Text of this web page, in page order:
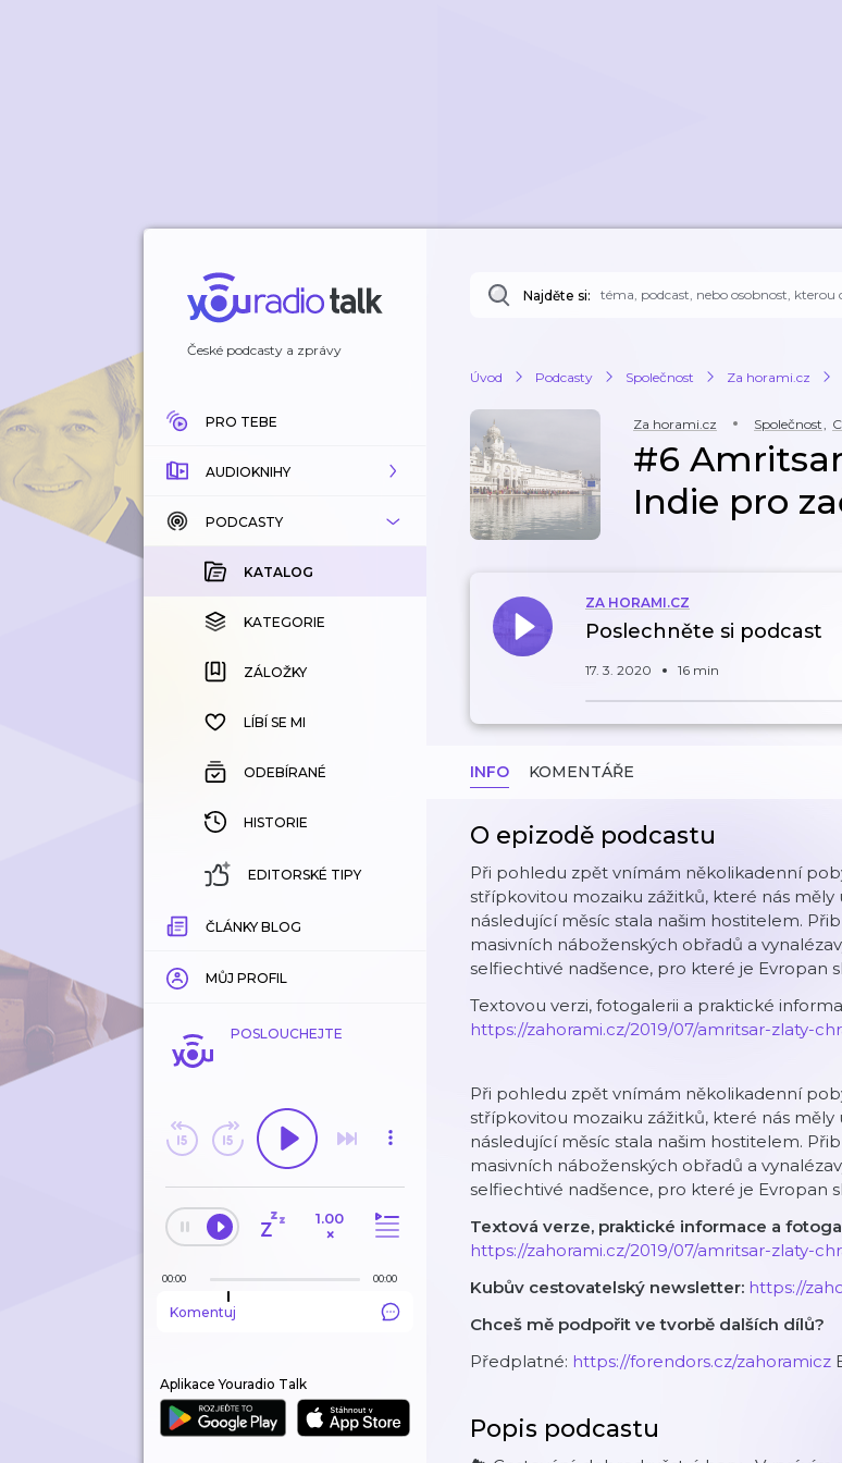
České podcasty a zprávy
PRO TEBE
AUDIOKNIHY
KATALOG
KOUPENÉ
KATEGORIE
ZÁLOŽKY
HISTORIE
PODCASTY
KATALOG
KATEGORIE
ZÁLOŽKY
LÍBÍ SE MI
ODEBÍRANÉ
HISTORIE
EDITORSKÉ TIPY
ČLÁNKY BLOG
MŮJ PROFIL
POSLOUCHEJTE
1.00
×
00:00 00:00
Komentuj
Aplikace Youradio Talk
Najděte si:
Úvod Podcasty Společnost Za horami.cz
Za horami.cz Společnost,
#6
Indie pro
ZA HORAMI.CZ
Poslechněte si podcast
17. 3. 2020 16 min
INFO KOMENTÁŘE
O epizodě podcastu
Při pohledu zpět vnímám několikadenní
střípkovitou mozaiku zážitků, které nás
následující měsíc stala našim hostitelem.
masivních náboženských obřadů a
selfiechtivé nadšence, pro které je Evropan
Textovou verzi, fotogalerii a praktické
https://zahorami.cz/2019/07/amritsar-zlaty-
Při pohledu zpět vnímám několikadenní
střípkovitou mozaiku zážitků, které nás
následující měsíc stala našim hostitelem.
masivních náboženských obřadů a
selfiechtivé nadšence, pro které je Evropan
Textová verze, praktické informace a
https://zahorami.cz/2019/07/amritsar-zlaty-
Kubův cestovatelský newsletter: ⁠⁠https://
Chceš mě podpořit ve tvorbě dalších dílů?
Předplatné: ⁠⁠⁠https://forendors.cz/zahoramicz⁠⁠⁠
Popis podcastu